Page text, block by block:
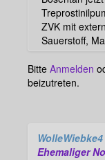
ZVK mit
Sauerstoff,
Bitte Anmelden
beizutreten.
WolleWiebke4
Ehemaliger